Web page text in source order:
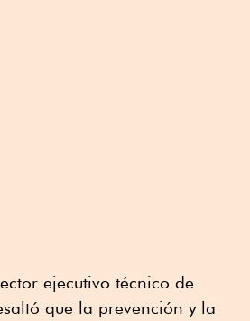
ejecutivo técnico de
que la prevención y la